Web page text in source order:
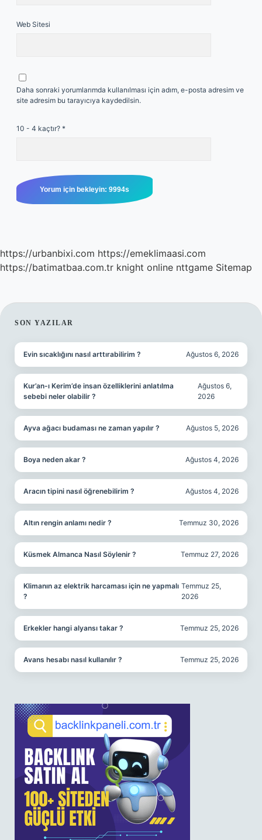
Web Sitesi
Daha sonraki yorumlarımda kullanılması için adım, e-posta adresim ve
site adresim bu tarayıcıya kaydedilsin.
10 - 4 kaçtır? *
https://urbanbixi.com https://emeklimaasi.com
https://batimatbaa.com.tr knight online nttgame Sitemap
SIDEBAR
SON YAZILAR
Evin sıcaklığını nasıl arttırabilirim ? Ağustos 6, 2026
Kur’an-ı Kerim’de insan özelliklerini anlatılma
sebebi neler olabilir ?
Ağustos 6,
2026
Ayva ağacı budaması ne zaman yapılır ? Ağustos 5, 2026
Boya neden akar ? Ağustos 4, 2026
Aracın tipini nasıl öğrenebilirim ? Ağustos 4, 2026
Altın rengin anlamı nedir ? Temmuz 30, 2026
Küsmek Almanca Nasıl Söylenir ? Temmuz 27, 2026
Klimanın az elektrik harcaması için ne yapmalı
?
Temmuz 25,
2026
Erkekler hangi alyansı takar ? Temmuz 25, 2026
Avans hesabı nasıl kullanılır ? Temmuz 25, 2026